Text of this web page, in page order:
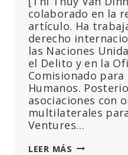
colaborado en la
artículo. Ha
derecho
las Naciones
el Delito y en la
Comisionado para
Humanos.
asociaciones con
multilaterales
Ventures…
LEER MÁS POR